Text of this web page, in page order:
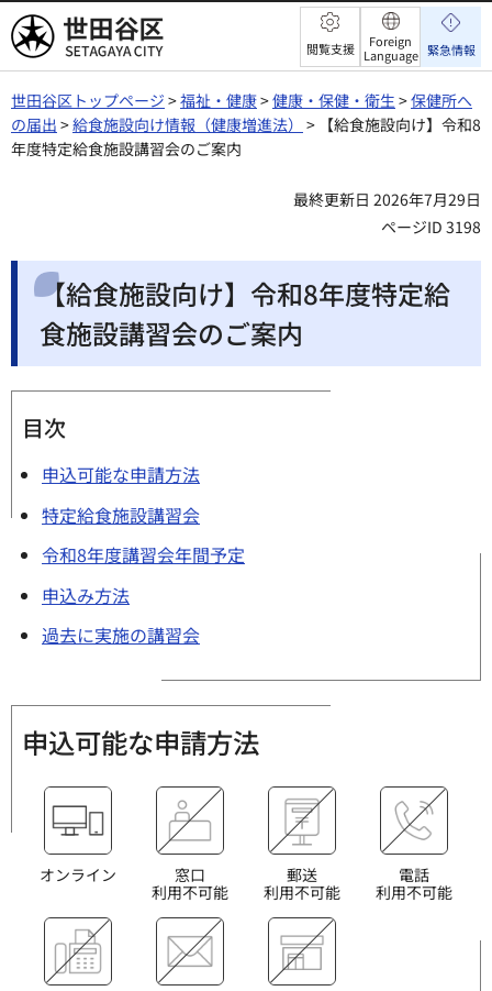
世田谷区 閲覧支援
Foreign
Language 緊急情報
世田谷区トップページ >福祉・健康>健康・保健・衛生 >保健所へ
の届出 >給食施設向け情報（健康増進法） > 【給食施設向け】令和8
年度特定給食施設講習会のご案内
最終更新日 2026年7月29日
ページID 3198
【給食施設向け】令和8年度特定給
食施設講習会のご案内
目次
申込可能な申請方法
特定給食施設講習会
令和8年度講習会年間予定
申込み方法
過去に実施の講習会
申込可能な申請方法
オンライン
窓口
利用不可能
郵送
利用不可能
電話
利用不可能